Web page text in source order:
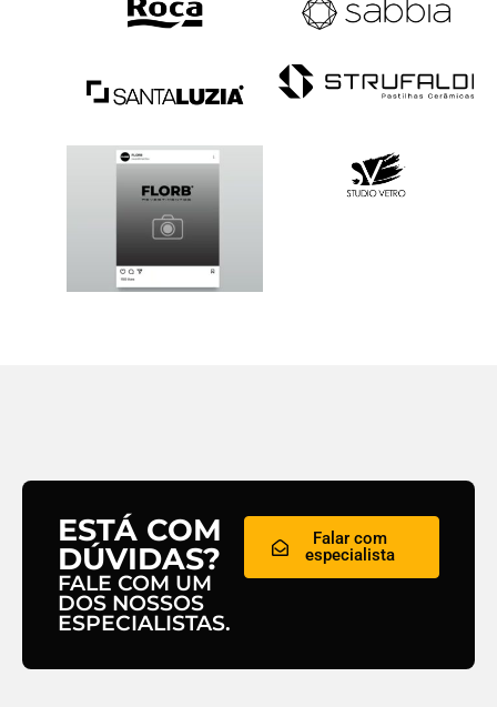
ESTÁ COM
DÚVIDAS?
FALE COM UM
DOS NOSSOS
ESPECIALISTAS.
Falar com
especialista